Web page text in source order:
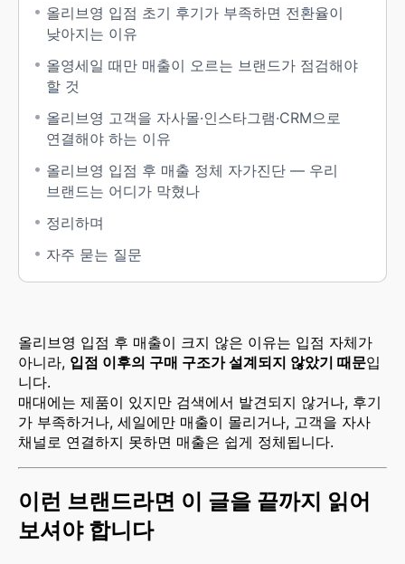
올리브영 입점 초기 후기가 부족하면 전환율이
낮아지는 이유
올영세일 때만 매출이 오르는 브랜드가 점검해야
할 것
올리브영 고객을 자사몰·인스타그램·CRM으로
연결해야 하는 이유
올리브영 입점 후 매출 정체 자가진단 — 우리
브랜드는 어디가 막혔나
정리하며
자주 묻는 질문
올리브영 입점 후 매출이 크지 않은 이유는 입점 자체가
아니라, 입점 이후의 구매 구조가 설계되지 않았기 때문입
니다.
매대에는 제품이 있지만 검색에서 발견되지 않거나, 후기
가 부족하거나, 세일에만 매출이 몰리거나, 고객을 자사
채널로 연결하지 못하면 매출은 쉽게 정체됩니다.
이런 브랜드라면 이 글을 끝까지 읽어
보셔야 합니다